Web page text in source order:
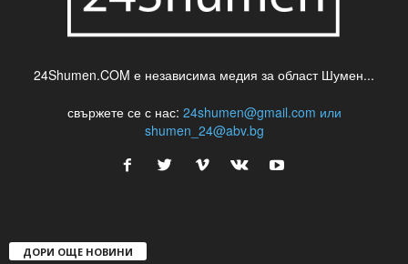
24Shumen.COM е независима медия за област Шумен...
свържете се с нас: 24shumen@gmail.com или
shumen_24@abv.bg
ДОРИ ОЩЕ НОВИНИ